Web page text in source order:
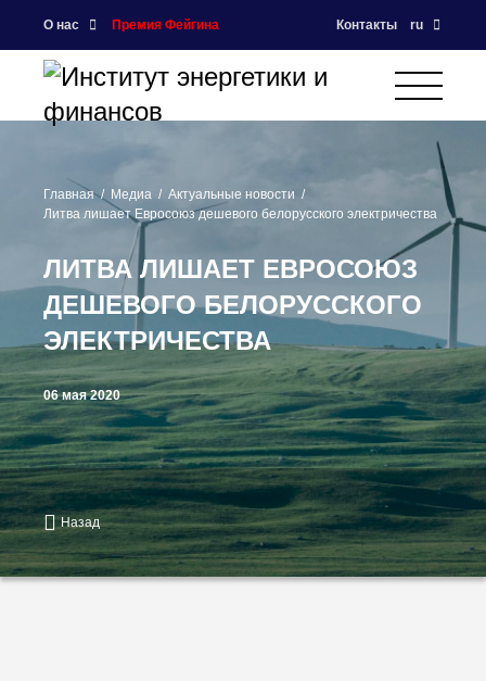
О нас Премия Фейгина Контакты ru
Главная Медиа
Актуальные новости
Литва лишает Евросоюз дешевого белорусского электричества
ЛИТВА ЛИШАЕТ ЕВРОСОЮЗ
ДЕШЕВОГО БЕЛОРУССКОГО
ЭЛЕКТРИЧЕСТВА
06 мая 2020
Назад